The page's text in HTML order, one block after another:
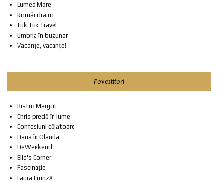
Lumea Mare
Romândra.ro
Tuk Tuk Travel
Umbria în buzunar
Vacanțe, vacanțe!
Povestitori
Bistro Margot
Chris predă în lume
Confesiuni călătoare
Dana în Olanda
DeWeekend
Ella's Corner
Fascinație
Laura Frunză